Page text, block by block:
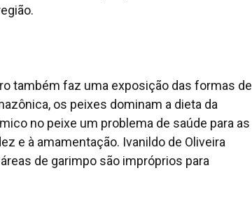
também faz uma exposição das formas de
os peixes dominam a dieta da
no peixe um problema de saúde para as
e à amamentação. Ivanildo de Oliveira
de garimpo são impróprios para